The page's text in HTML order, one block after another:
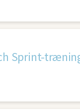
Sprint-